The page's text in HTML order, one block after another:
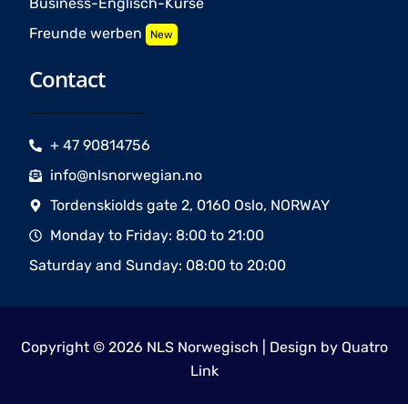
Freunde werben New
Contact
+ 47 90814756
info@nlsnorwegian.no
Tordenskiolds gate 2, 0160 Oslo, NORWAY
Monday to Friday: 8:00 to 21:00
Saturday and Sunday: 08:00 to 20:00
Copyright © 2026 NLS Norwegisch | Design by Quatro
Link